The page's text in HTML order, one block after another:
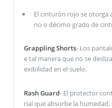
El cinturón rojo se otorga
no o décimo grado de
Grappling Shorts- Los
e tal manera que no se
exibilidad en el suelo.
Rash Guard- El protector
rial que absorbe la